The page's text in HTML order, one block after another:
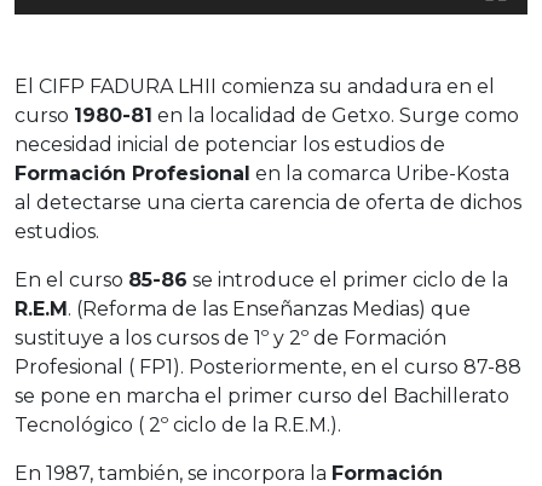
e
v
í
d
e
o
El CIFP FADURA LHII comienza su andadura en el
curso 1980-81 en la localidad de Getxo. Surge como
necesidad inicial de potenciar los estudios de
Formación Profesional en la comarca Uribe-Kosta
al detectarse una cierta carencia de oferta de dichos
estudios.
En el curso 85-86 se introduce el primer ciclo de la
R.E.M. (Reforma de las Enseñanzas Medias) que
sustituye a los cursos de 1º y 2º de Formación
Profesional ( FP1). Posteriormente, en el curso 87-88
se pone en marcha el primer curso del Bachillerato
Tecnológico ( 2º ciclo de la R.E.M.).
En 1987, también, se incorpora la Formación